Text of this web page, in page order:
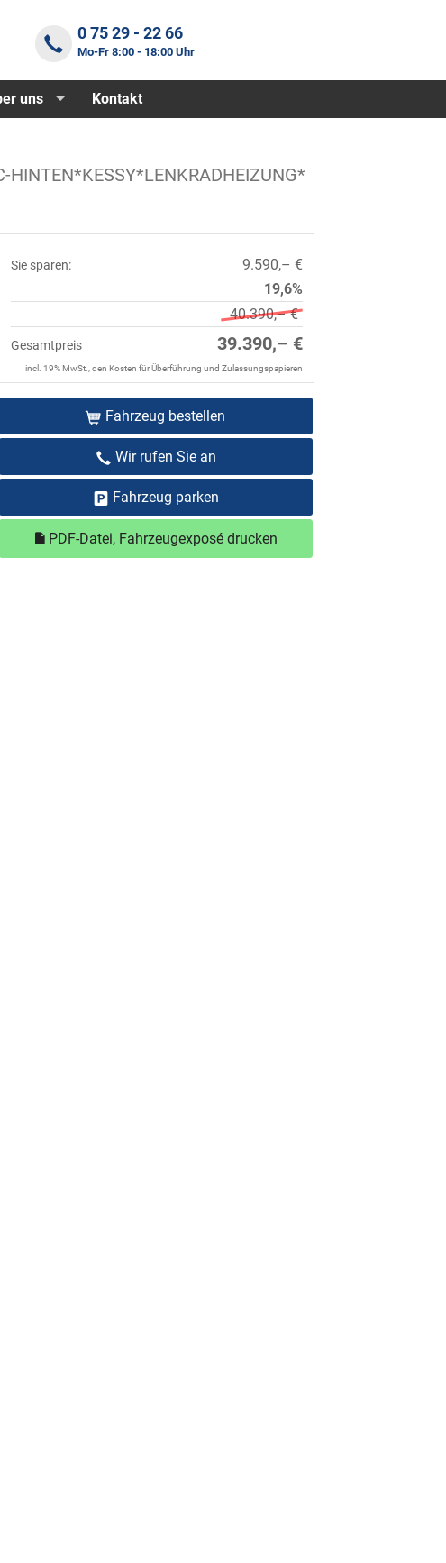
0 75 29 - 22 66
Mo-Fr 8:00 - 18:00 Uhr
uns Kontakt
Sie sparen:
9.590,– €
19,6%
40.390,– €
Gesamtpreis 39.390,– €
incl. 19% MwSt., den Kosten für Überführung und Zulassungspapieren
Fahrzeug bestellen
Wir rufen Sie an
Fahrzeug parken
PDF-Datei, Fahrzeugexposé drucken